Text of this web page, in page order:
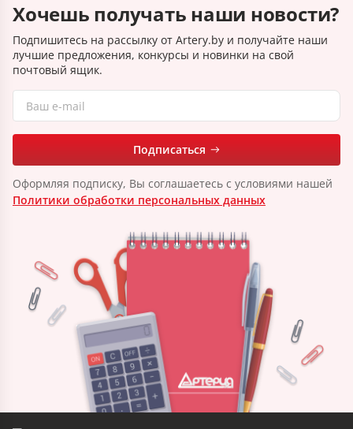
Хочешь получать наши новости?
Подпишитесь на рассылку от Artery.by и получайте наши
лучшие предложения, конкурсы и новинки на свой
почтовый ящик.
Подписаться
Оформляя подписку, Вы соглашаетесь с условиями нашей
Политики обработки персональных данных